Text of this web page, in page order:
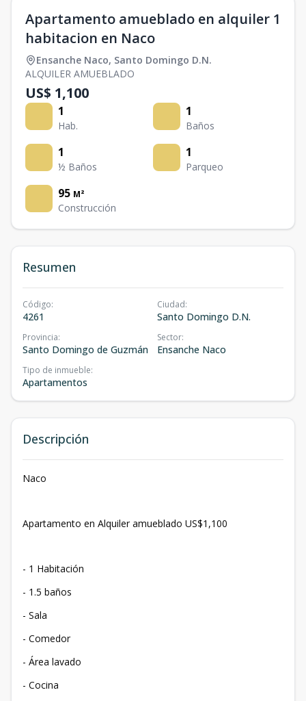
Apartamento amueblado en alquiler 1
habitacion en Naco
Ensanche Naco, Santo Domingo D.N.
ALQUILER AMUEBLADO
US$ 1,100
1
Hab.
1
Baños
1
½ Baños
1
Parqueo
95 M²
Construcción
Resumen
Código:
4261
Ciudad:
Santo Domingo D.N.
Provincia:
Santo Domingo de Guzmán
Sector:
Ensanche Naco
Tipo de inmueble:
Apartamentos
Descripción
Naco
Apartamento en Alquiler amueblado US$1,100
- 1 Habitación
- 1.5 baños
- Sala
- Comedor
- Área lavado
- Cocina